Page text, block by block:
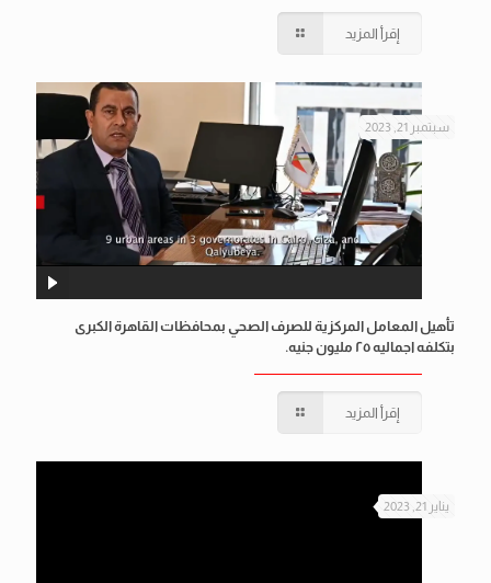
إقرأ المزيد
سبتمبر 21, 2023
تأهيل المعامل المركزية للصرف الصحي بمحافظات القاهرة الكبرى
بتكلفه اجماليه ٢٥ مليون جنيه.
إقرأ المزيد
يناير 21, 2023